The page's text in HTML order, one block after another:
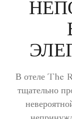
В отеле The
тщательно